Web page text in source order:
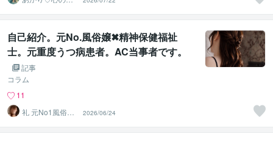
部屋
自己紹介。元No.風俗嬢✖精神保健福祉
士。元重度うつ病患者。AC当事者です。
記事
コラム
11
礼 元No1風俗嬢･
精神保健福祉士
2026/06/24